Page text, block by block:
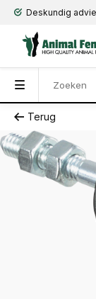
Deskundig
Terug